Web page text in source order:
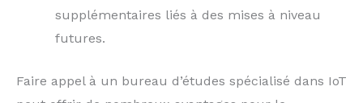
supplémentaires liés à des mises à niveau
futures.
Faire appel à un bureau d’études spécialisé dans IoT